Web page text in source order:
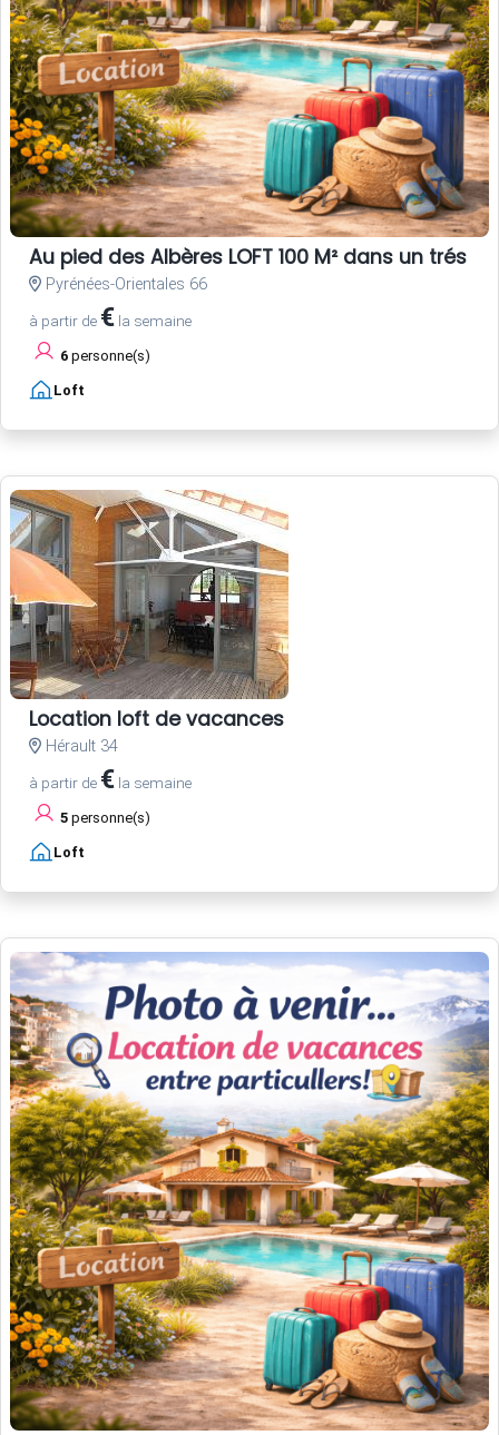
Au pied des Albères LOFT 100 M² dans un trés
Pyrénées-Orientales 66
à partir de € la semaine
6 personne(s)
Loft
Location loft de vacances
Hérault 34
à partir de € la semaine
5 personne(s)
Loft